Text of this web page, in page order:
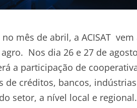
mês de abril, a ACISAT vem
Nos dia 26 e 27 de
a participação de
de créditos, bancos,
setor, a nível local e